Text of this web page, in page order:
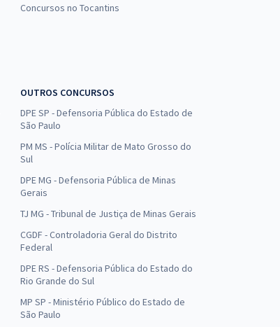
Concursos no Tocantins
OUTROS CONCURSOS
DPE SP - Defensoria Pública do Estado de
São Paulo
PM MS - Polícia Militar de Mato Grosso do
Sul
DPE MG - Defensoria Pública de Minas
Gerais
TJ MG - Tribunal de Justiça de Minas Gerais
CGDF - Controladoria Geral do Distrito
Federal
DPE RS - Defensoria Pública do Estado do
Rio Grande do Sul
MP SP - Ministério Público do Estado de
São Paulo